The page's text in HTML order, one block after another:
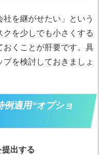
を継がせたい」という
クを少しでも小さくする
おくことが肝要です。具
を検討しておきましょ
例適用“オプショ
出する